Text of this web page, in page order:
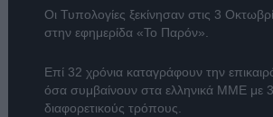
Οι Τυπολογίες ξεκίνησαν στις 3
στην εφημερίδα «Το Παρόν».
Επί 32 χρόνια καταγράφουν την
όσα συμβαίνουν στα ελληνικά ΜΜΕ με 3
διαφορετικούς τρόπους.